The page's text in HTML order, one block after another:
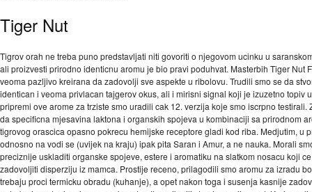
Tiger Nut
Tigrov orah ne treba puno predstavljati niti govoriti o njegovom ucinku u
ali proizvesti prirodno identicnu aromu je bio pravi poduhvat. Masterbih Tiger Nut
veoma pazljivo kreirana da zadovolji sve aspekte u ribolovu. Trudili smo se da
identican i veoma privlacan tajgerov okus, ali i mirisni signal koji je izuzetno topiv
pripremi ove arome za trziste smo uradili cak 12. verzija koje smo iscrpno testirali.
da specificna mjesavina laktona i organskih spojeva u kombinaciji sa prirodnom
tigrovog orascica opasno pokrecu hemijske receptore gladi kod riba. Medjutim, u
odnosno na vodi se (uvijek na kraju) ipak pita Saran i Amur, a ne nauka. Morali
preciznije uskladiti organske spojeve, estere i aromatiku na slatkom nosacu koji
zadovoljiti disperziju iz mamca. Prostije receno, prilagodili smo aromu za izradu
trebaju proci termicku obradu (kuhanje), a opet nakon toga i susenja kasnije